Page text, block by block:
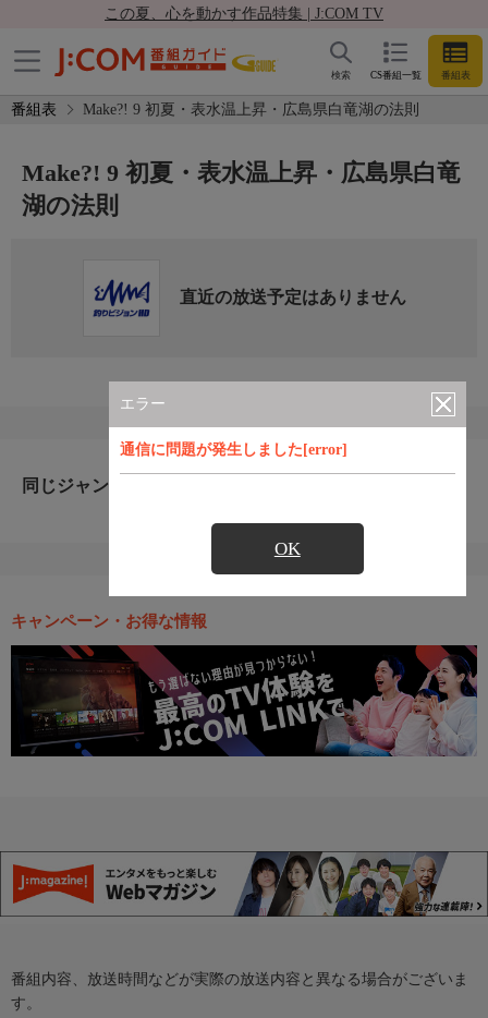
この夏、心を動かす作品特集 | J:COM TV
CS番組一覧 番組表
検索
番組表 Make?! 9 初夏・表水温上昇・広島県白竜湖の法則
エラー
通信に問題が発生しました[error]
OK
Make?! 9 初夏・表水温上昇・広島県白竜
湖の法則
直近の放送予定はありません
同じジャンルのおすすめ番組
キャンペーン・お得な情報
番組内容、放送時間などが実際の放送内容と異なる場合がございま
す。